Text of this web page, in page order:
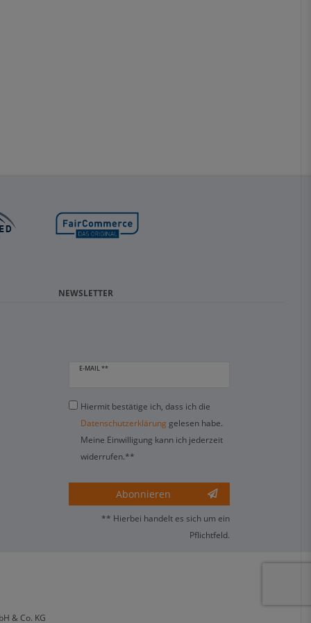
NEWSLETTER
E-MAIL **
Hiermit bestätige ich, dass ich die
Daten­schutz­erklärung gelesen habe.
Meine Einwilligung kann ich jederzeit
widerrufen.**
Abonnieren
** Hierbei handelt es sich um ein
Pflichtfeld.
& Co. KG